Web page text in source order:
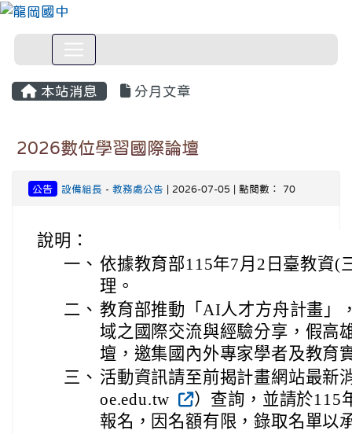
本站消息 分月文章
2026數位學習國際論壇
公告 設備組長 - 教務處公告 | 2026-07-05 | 點閱數： 70
說明：
一、 依據教育部115年7月2日臺教資(
理。
二、 教育部推動「AI人才方舟計畫」
域之國際交流與經驗分享，假高
壇，邀集國內外專家學者及教育
三、 活動資訊請至前揭計畫網站最新
oe.edu.tw
）查詢，並請於115
報名，因名額有限，錄取名單以